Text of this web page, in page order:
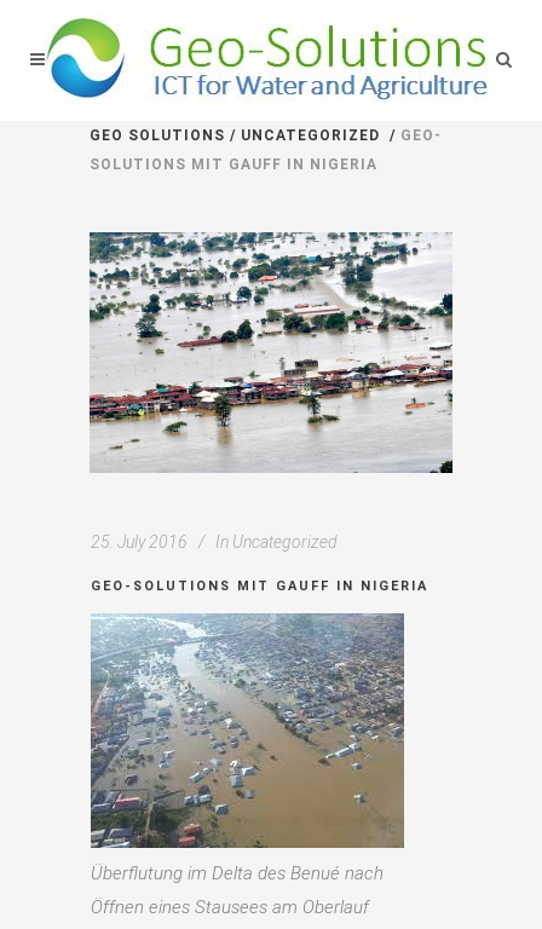
GEO SOLUTIONS / UNCATEGORIZED / GEO-
SOLUTIONS MIT GAUFF IN NIGERIA
25. July 2016 In Uncategorized
GEO-SOLUTIONS MIT GAUFF IN NIGERIA
Überflutung im Delta des Benué nach
Öffnen eines Stausees am Oberlauf